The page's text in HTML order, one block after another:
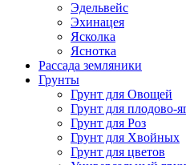
Эдельвейс
Эхинацея
Ясколка
Яснотка
Рассада земляники
Грунты
Грунт для Овощей
Грунт для плодово-
Грунт для Роз
Грунт для Хвойных
Грунт для цветов